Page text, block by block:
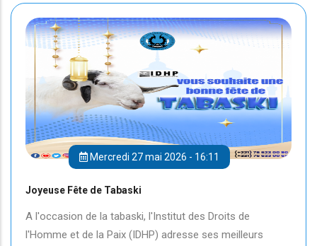
Mercredi 27 mai 2026 - 16:11
Joyeuse Fête de Tabaski
A l'occasion de la tabaski, l'Institut des Droits de
l'Homme et de la Paix (IDHP) adresse ses meilleurs